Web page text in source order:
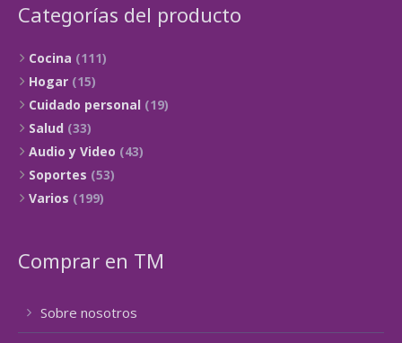
Categorías del producto
Cocina (111)
Hogar (15)
Cuidado personal (19)
Salud (33)
Audio y Video (43)
Soportes (53)
Varios (199)
Comprar en TM
Sobre nosotros